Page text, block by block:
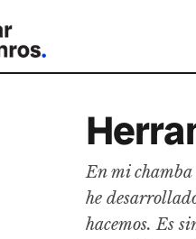
En mi
he
hacemos. Es